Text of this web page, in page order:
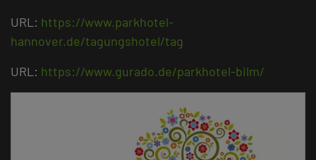
URL: https://www.parkhotel-
hannover.de/tagungshotel/tag
URL: https://www.gurado.de/parkhotel-bilm/